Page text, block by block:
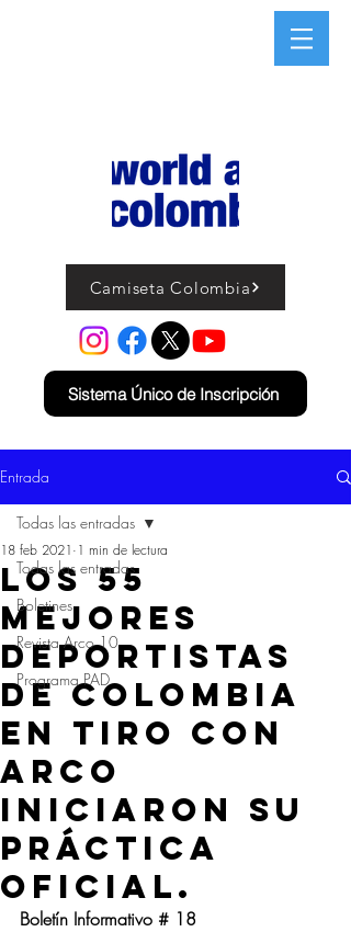
Camiseta Colombia
Sistema Único de Inscripción
Entrada
Todas las entradas
Boletines
Revista Arco 10
Programa PAD
Todas las entradas
LOS 55
MEJORES
DEPORTISTAS
DE COLOMBIA
EN TIRO CON
ARCO
INICIARON SU
PRÁCTICA
OFICIAL.
18 feb 2021 1 min de lectura
Boletín Informativo # 18